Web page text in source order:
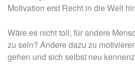
Motivation erst Recht in die Welt
Wäre es nicht toll, für andere
zu sein? Andere dazu zu
gehen und sich selbst neu